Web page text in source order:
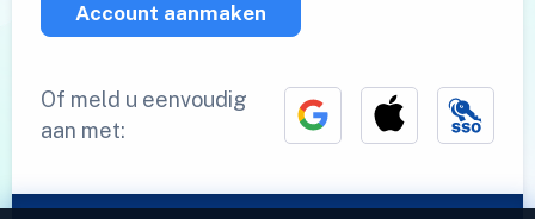
Account aanmaken
Of meld u eenvoudig
aan met: